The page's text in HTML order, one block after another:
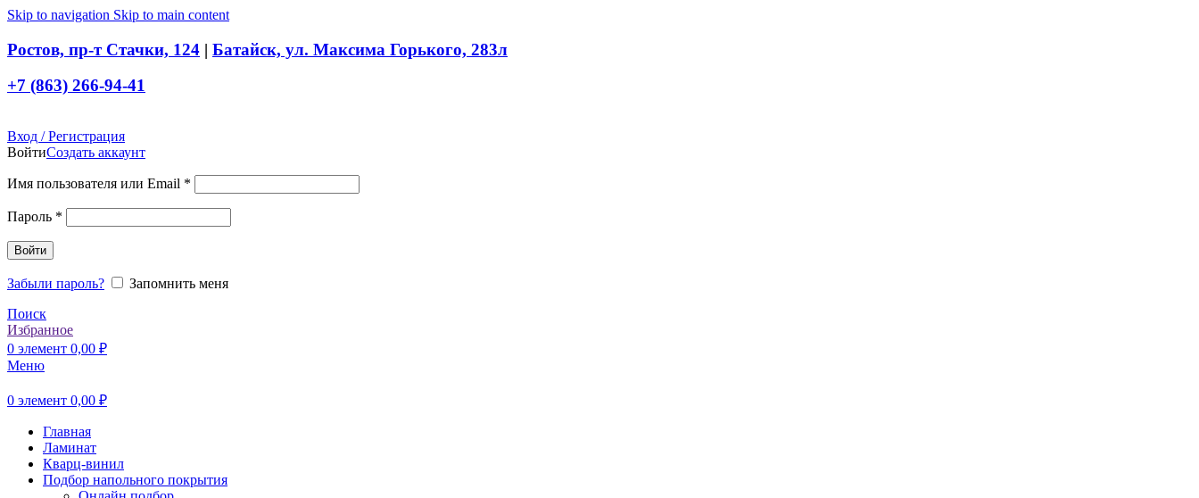
Skip to navigation Skip to main content
Ростов, пр-т Стачки, 124 | Батайск, ул. Максима Горького, 283л
+7 (863) 266-94-41
Вход / Регистрация
ВойтиСоздать аккаунт
Имя пользователя или Email *
Пароль *
Войти
Забыли пароль?
Запомнить меня
Поиск
Избранное
0 элемент 0,00 ₽
Меню
0 элемент 0,00 ₽
Главная
Ламинат
Кварц-винил
Подбор напольного покрытия